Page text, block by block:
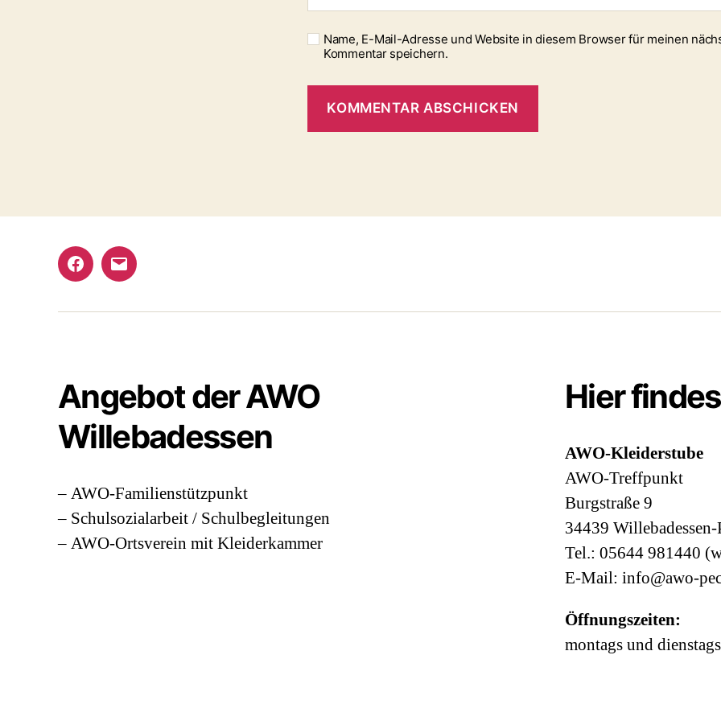
Name, E-Mail-Adresse und Website in diesem Browser für meinen
Kommentar speichern.
Facebook
E-
Angebot der AWO
Willebadessen
– AWO-Familienstützpunkt
– Schulsozialarbeit / Schulbegleitungen
– AWO-Ortsverein mit Kleiderkammer
Hier
AWO-Kleiderstube
AWO-Treffpunkt
Burgstraße 9
34439
Tel.: 05644 981440
E-Mail: info@awo-
Öffnungszeiten:
montags und